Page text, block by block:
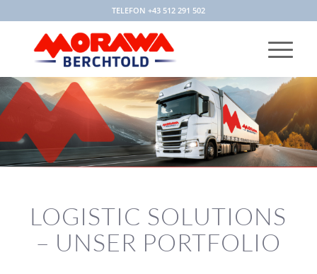
TELEFON +43 512 291 502
LOGISTIC SOLUTIONS
– UNSER PORTFOLIO